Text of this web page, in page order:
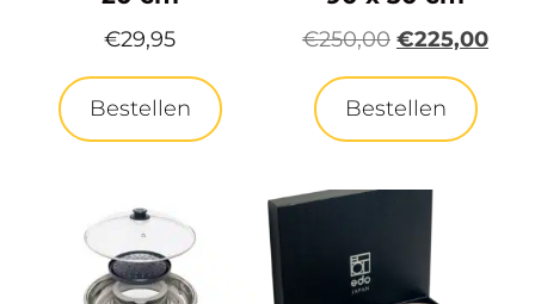
€29,95
Bestellen
€250,00 €225,00
Bestellen